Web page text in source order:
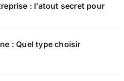
: l’atout secret pour
: Quel type choisir